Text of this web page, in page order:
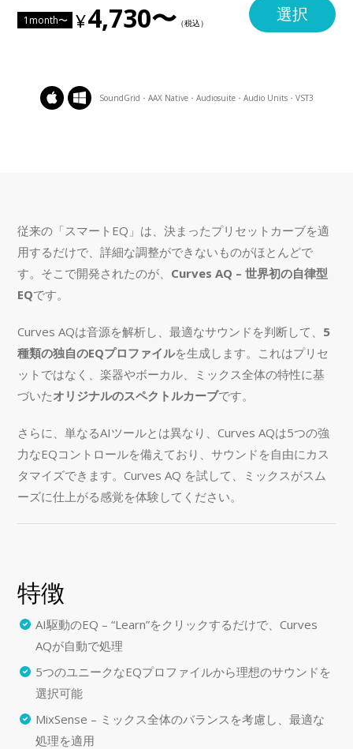
1month〜 4,730〜 選択
SoundGrid・AAX Native・Audiosuite・Audio Units・VST3
従来の「スマートEQ」は、決まったプリセットカーブを適
用するだけで、詳細な調整ができないものがほとんどで
す。そこで開発されたのが、 Curves AQ – 世界初の自律型
EQです。
Curves AQは音源を解析し、最適なサウンドを判断して、 5
種類の独自のEQプロファイルを生成します。これはプリセ
ットではなく、楽器やボーカル、ミックス全体の特性に基
づいたオリジナルのスペクトルカーブです。
さらに、単なるAIツールとは異なり、Curves AQは5つの強
力なEQコントロールを備えており、サウンドを自由にカス
タマイズできます。Curves AQ を試して、ミックスがスム
ーズに仕上がる感覚を体験してください。
特徴
AI駆動のEQ – “Learn”をクリックするだけで、Curves
AQが自動で処理
5つのユニークなEQプロファイルから理想のサウンドを
選択可能
MixSense – ミックス全体のバランスを考慮し、最適な
処理を適用